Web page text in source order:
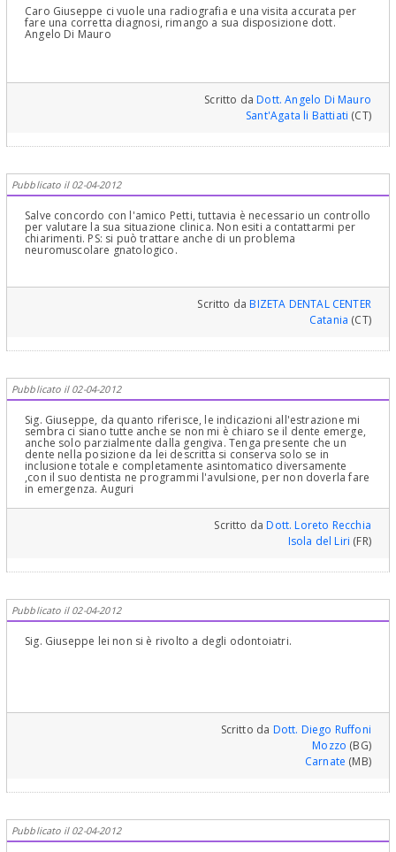
Caro Giuseppe ci vuole una radiografia e una visita accurata per
fare una corretta diagnosi, rimango a sua disposizione dott.
Angelo Di Mauro
Scritto daDott. Angelo Di Mauro
Sant'Agata li Battiati (CT)
Pubblicato il 02-04-2012
Salve concordo con l'amico Petti, tuttavia è necessario un controllo
per valutare la sua situazione clinica. Non esiti a contattarmi per
chiarimenti. PS: si può trattare anche di un problema
neuromuscolare gnatologico.
Scritto daBIZETA DENTAL CENTER
Catania (CT)
Pubblicato il 02-04-2012
Sig. Giuseppe, da quanto riferisce, le indicazioni all'estrazione mi
sembra ci siano tutte anche se non mi è chiaro se il dente emerge,
anche solo parzialmente dalla gengiva. Tenga presente che un
dente nella posizione da lei descritta si conserva solo se in
inclusione totale e completamente asintomatico diversamente
,con il suo dentista ne programmi l'avulsione, per non doverla fare
in emergenza. Auguri
Scritto daDott. Loreto Recchia
Isola del Liri (FR)
Pubblicato il 02-04-2012
Sig. Giuseppe lei non si è rivolto a degli odontoiatri.
Scritto da Dott. Diego Ruffoni
Mozzo (BG)
Carnate (MB)
Pubblicato il 02-04-2012